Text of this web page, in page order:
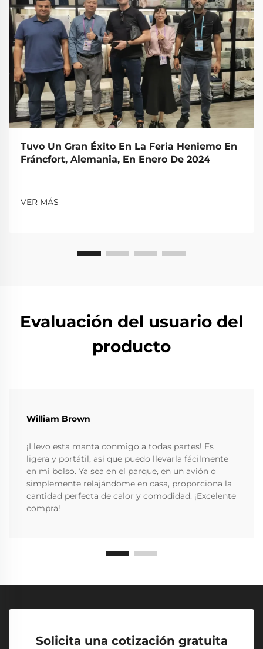
Tuvo Un Gran Éxito En La Feria Heniemo En
Fráncfort, Alemania, En Enero De 2024
VER MÁS
Evaluación del usuario del
producto
William Brown
¡Llevo esta manta conmigo a todas partes! Es
ligera y portátil, así que puedo llevarla fácilmente
en mi bolso. Ya sea en el parque, en un avión o
simplemente relajándome en casa, proporciona la
cantidad perfecta de calor y comodidad. ¡Excelente
compra!
Solicita una cotización gratuita